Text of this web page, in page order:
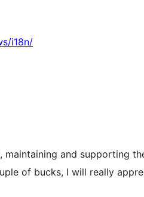
i18n/
and supporting
of bucks, I will really